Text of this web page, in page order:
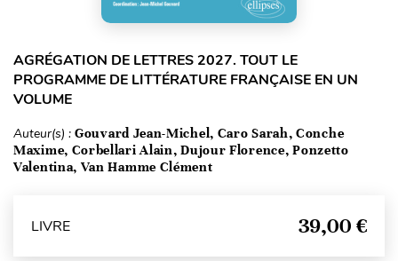
AGRÉGATION DE LETTRES 2027. TOUT LE
PROGRAMME DE LITTÉRATURE FRANÇAISE EN UN
VOLUME
Auteur(s) : Gouvard Jean-Michel, Caro Sarah, Conche
Maxime, Corbellari Alain, Dujour Florence, Ponzetto
Valentina, Van Hamme Clément
LIVRE 39,00 €